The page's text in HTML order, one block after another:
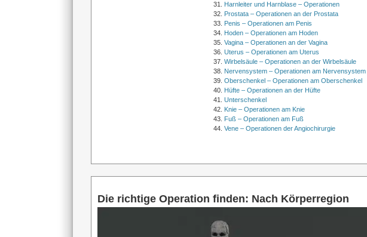
Harnleiter und Harnblase – Operationen
Prostata – Operationen an der Prostata
Penis – Operationen am Penis
Hoden – Operationen am Hoden
Vagina – Operationen an der Vagina
Uterus – Operationen am Uterus
Wirbelsäule – Operationen an der Wirbelsäule
Nervensystem – Operationen am Nervensystem
Oberschenkel – Operationen am Oberschenkel
Hüfte – Operationen an der Hüfte
Unterschenkel
Knie – Operationen am Knie
Fuß – Operationen am Fuß
Vene – Operationen der Angiochirurgie
Die richtige Operation finden: Nach Körperregion